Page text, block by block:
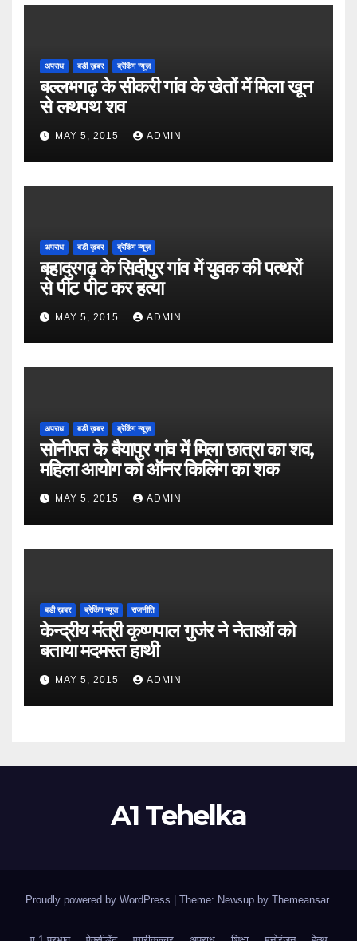
अपराध बडी ख़बर ब्रेकिंग न्यूज़
बल्लभगढ़ के सीकरी गांव के खेतों में मिला खून
से लथपथ शव
MAY 5, 2015 ADMIN
अपराध बडी ख़बर ब्रेकिंग न्यूज़
बहादुरगढ़ के सिदीपुर गांव में युवक की पत्थरों
से पीट पीट कर हत्या
MAY 5, 2015 ADMIN
अपराध बडी ख़बर ब्रेकिंग न्यूज़
सोनीपत के बैयापुर गांव में मिला छात्रा का शव,
महिला आयोग को ऑनर किलिंग का शक
MAY 5, 2015 ADMIN
बडी ख़बर ब्रेकिंग न्यूज़ राजनीति
केन्द्रीय मंत्री कृष्णपाल गुर्जर ने नेताओं को
बताया मदमस्त हाथी
MAY 5, 2015 ADMIN
A1 Tehelka
Proudly powered by WordPress Theme: Newsup by Themeansar.